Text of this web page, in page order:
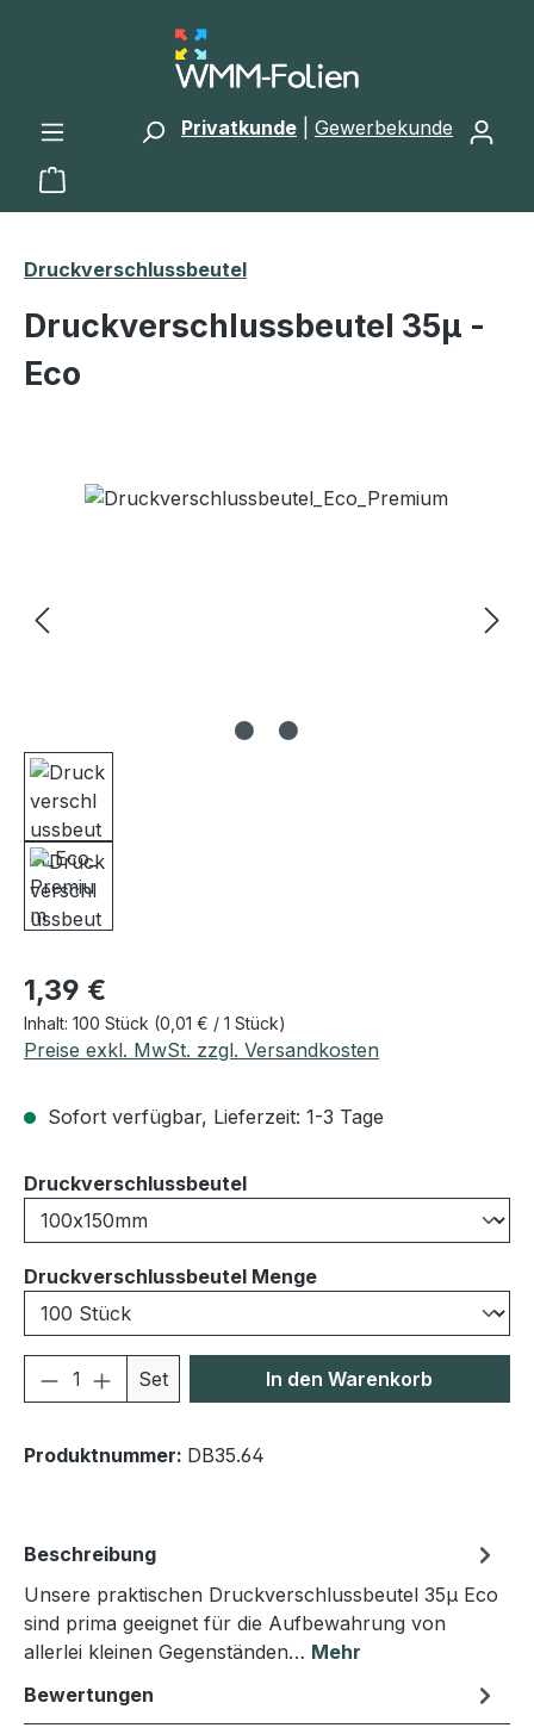
Zum Hauptinhalt springen
Privatkunde Gewerbekunde
Warenkorb enthält 0 Positionen. Der
Druckverschlussbeutel
Druckverschlussbeutel 35μ -
Eco
Bildergalerie überspringen
Regulärer Preis:
1,39 €
Inhalt: 100 Stück (0,01 € / 1 Stück)
Preise exkl. MwSt. zzgl. Versandkosten
Sofort verfügbar, Lieferzeit: 1-3 Tage
Druckverschlussbeutelauswählen
Druckverschlussbeutel Mengeauswählen
Produkt Anzahl: Gib den
Set In den Warenkorb
Produktnummer: DB35.64
Beschreibung
Unsere praktischen Druckverschlussbeutel 35μ Eco
sind prima geeignet für die Aufbewahrung von
allerlei kleinen Gegenständen… Mehr
Bewertungen